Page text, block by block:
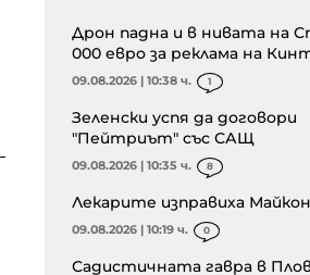
Дрон падна и в нивата на
000 евро за реклама на
09.08.2026 | 10:38 ч. 1
Зеленски успя да договори
"Пейтриът" със САЩ
09.08.2026 | 10:35 ч. 8
Лекарите изправиха
09.08.2026 | 10:19 ч. 0
Садистичната гавра в